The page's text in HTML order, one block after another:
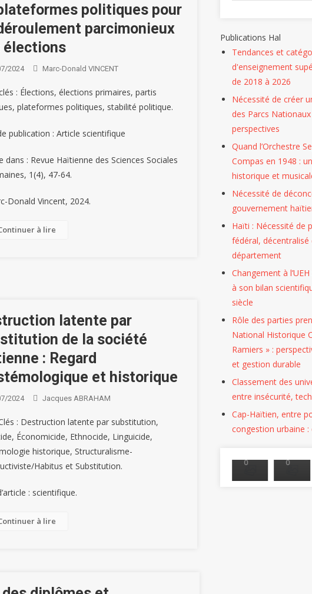
politiques pour
parcimonieux
élections
2024 Marc-Donald VINCENT
: Élections, élections primaires, partis
plateformes politiques, stabilité politique.
publication : Article scientifique
dans : Revue Haïtienne des Sciences Sociales
1(4), 47-64.
Donald Vincent, 2024.
à lire
latente par
de la société
: Regard
et historique
2024 Jacques ABRAHAM
: Destruction latente par substitution,
Économicide, Ethnocide, Linguicide,
historique, Structuralisme-
Habitus et Substitution.
: scientifique.
à lire
Publications Hal
Tendances et
d'enseignement
de 2018 à 2026
Nécessité de créer
des Parcs
perspectives
Quand l’Orchestre
Compas en 1948 :
historique et
Nécessité de
gouvernement
Haïti : Nécessité de
fédéral,
département
Changement à
à son bilan
siècle
Rôle des parties
National Historique
Ramiers » :
et gestion durable
Classement des
entre insécurité,
Cap-Haïtien, entre
congestion urbaine :
Scientifiques
Caféière
Résilience
À
Despagne,
Jérémie
26/02/2026
0
PUBLICATIONS
Thèse
Canada-
Haïti
Fils
Génie
Civil
26/02/2026
Marc-
VINCENT
0
(Ph.D.)
En
Haïti
15/02/2026
0
Articles
Et
Catégorisation
D’enseignement
02/07/2026
Recherche
Scientifique
Sous-
Performance
Universités
Des
Freins
Structurels
L’innovation
Développement
Durable
26/06/2026
VINCENT
Articles
Scientifiques
BLOG
PUBLICATIONS
Nécessité
De
Créer
Une
Direction
Générale
Des
Parcs
Nationaux
En
Haïti
:
Proposition
Et
26/04/2026
VINCENT
0
BLOG
Haïti
:
En
Droit
16/04/
Donald
0